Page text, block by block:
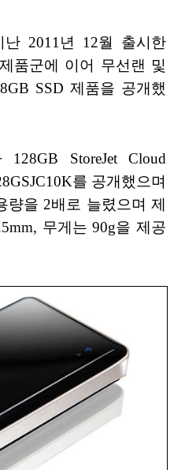
난 2011년 12월 출시한
품군에 이어 무선랜 및
SSD 제품을 공개했
128GB StoreJet Cloud
를 공개했으며
량을 2배로 늘렸으며 제
무게는 90g을 제공